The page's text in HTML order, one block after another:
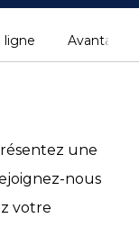
ligne Avantages
une
nous
votre